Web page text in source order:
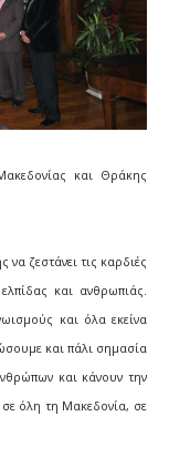
και Θράκης
ζεστάνει τις καρδιές
και ανθρωπιάς.
και όλα εκείνα
και πάλι σημασία
και κάνουν την
σε όλη τη Μακεδονία, σε